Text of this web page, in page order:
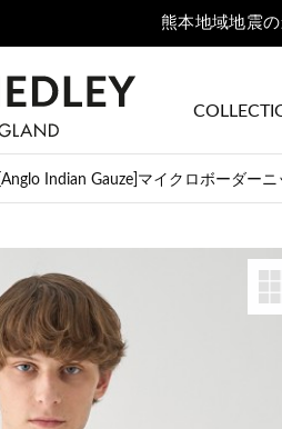
熊本地域地震
[Anglo Indian Gauze]マイクロボーダー